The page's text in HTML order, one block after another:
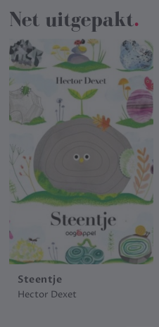
Net uitgepakt.
Steentje
Hector Dexet